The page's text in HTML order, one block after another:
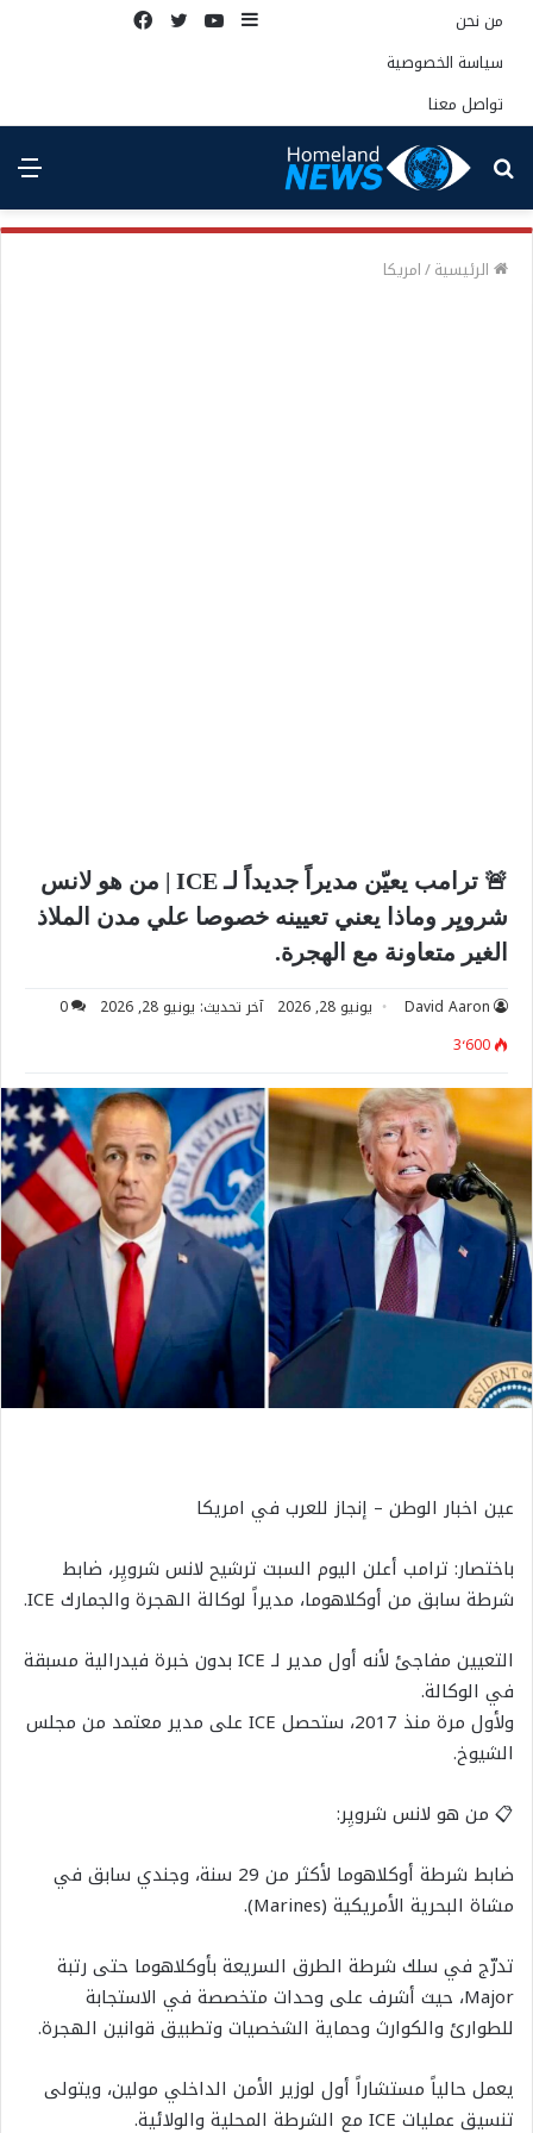
من نحن
سياسة الخصوصية
تواصل معنا
إضافة يوتيوبتويتر
بحث
عن
الرئيسية/امريكا
🚨 ترامب يعيّن مديراً جديداً لـ ICE | من هو لانس
شرويِر وماذا يعني تعيينه خصوصا علي مدن الملاذ
الغير متعاونة مع الهجرة.
David Aaron يونيو 28, 2026 آخر تحديث: يونيو 28, 2026
0
3٬600
عين اخبار الوطن – إنجاز للعرب في امريكا
باختصار: ترامب أعلن اليوم السبت ترشيح لانس شرويِر، ضابط
شرطة سابق من أوكلاهوما، مديراً لوكالة الهجرة والجمارك ICE.
التعيين مفاجئ لأنه أول مدير لـ ICE بدون خبرة فيدرالية مسبقة
في الوكالة.
ولأول مرة منذ 2017، ستحصل ICE على مدير معتمد من مجلس
الشيوخ.
📋 من هو لانس شرويِر:
ضابط شرطة أوكلاهوما لأكثر من 29 سنة، وجندي سابق في
مشاة البحرية الأمريكية (Marines).
تدرّج في سلك شرطة الطرق السريعة بأوكلاهوما حتى رتبة
Major، حيث أشرف على وحدات متخصصة في الاستجابة
للطوارئ والكوارث وحماية الشخصيات وتطبيق قوانين الهجرة.
يعمل حالياً مستشاراً أول لوزير الأمن الداخلي مولين، ويتولى
تنسيق عمليات ICE مع الشرطة المحلية والولائية.